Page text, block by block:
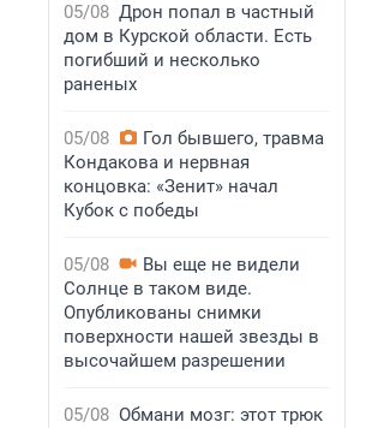
05/08 Дрон попал в частный
дом в Курской области. Есть
погибший и несколько
раненых
05/08
Гол бывшего, травма
Кондакова и нервная
концовка: «Зенит» начал
Кубок с победы
05/08
Вы еще не видели
Солнце в таком виде.
Опубликованы снимки
поверхности нашей звезды в
высочайшем разрешении
05/08 Обмани мозг: этот трюк